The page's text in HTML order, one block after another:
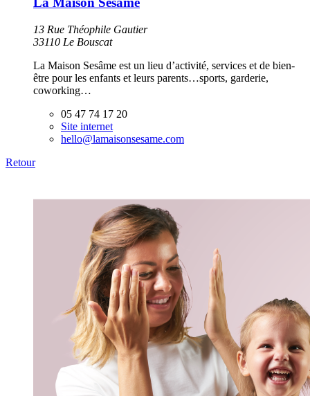
13 Rue Théophile Gautier
33110 Le Bouscat
La Maison Sesâme est un lieu d’activité, services et de bien-
être pour les enfants et leurs parents…sports, garderie,
coworking…
05 47 74 17 20
Site internet
hello@lamaisonsesame.com
Retour